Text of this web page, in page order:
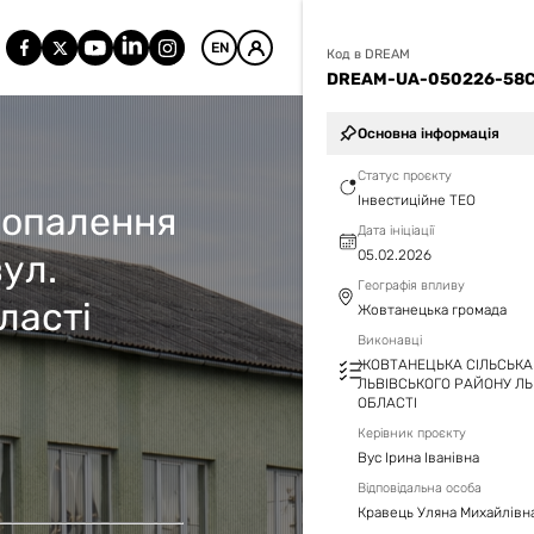
EN Код в DREAM
DREAM-UA-050226-
Основна інформація
Статус проєкту
Інвестиційне ТЕО
Дата ініціації
05.02.2026
Географія впливу
Жовтанецька громада
Виконавці
ЖОВТАНЕЦЬКА
ЛЬВІВСЬКОГО РАЙОНУ
ОБЛАСТІ
Керівник проєкту
Вус Ірина Іванівна
Відповідальна особа
Кравець Уляна